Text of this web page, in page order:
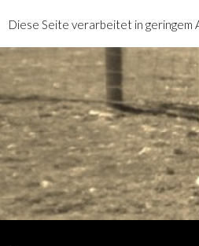
Diese Seite verarbeitet in geringem